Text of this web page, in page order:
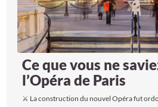
Ce que vous ne
l’Opéra de Paris
⚔️ La construction du nouvel Opéra fut